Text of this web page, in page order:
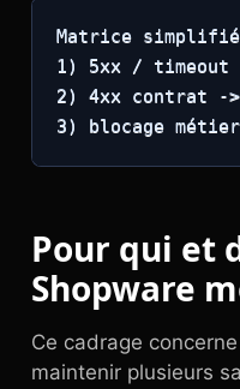
Matrice
1) 5xx / timeout
2) 4xx contrat -
3) blocage
Pour qui et
Shopware
Ce cadrage
maintenir plusieurs